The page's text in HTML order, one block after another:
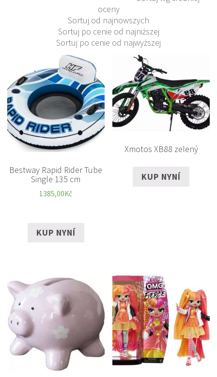
oceny
Sortuj od najnowszych
Sortuj po cenie od najniższej
Sortuj po cenie od najwyższej
Bestway Rapid Rider Tube
Single 135 cm
1385,00Kč
KUP NYNÍ
Xmotos XB88 zelený
KUP NYNÍ